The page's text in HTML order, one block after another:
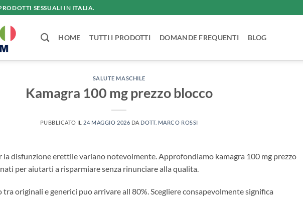
SESSUALI IN ITALIA.
HOME TUTTI I PRODOTTI DOMANDE FREQUENTI BLOG
SALUTE MASCHILE
Kamagra 100 mg prezzo blocco
PUBBLICATO IL 24 MAGGIO 2026 DA DOTT. MARCO ROSSI
la disfunzione erettile variano notevolmente. Approfondiamo kamagra 100 mg prezzo
per aiutarti a risparmiare senza rinunciare alla qualita.
tra originali e generici puo arrivare all 80%. Scegliere consapevolmente significa